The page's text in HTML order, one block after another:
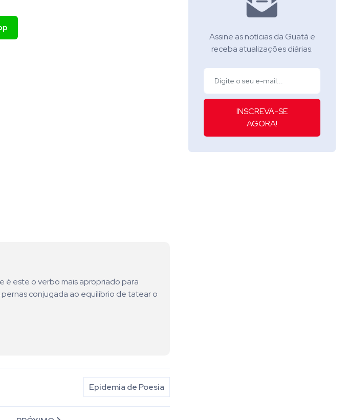
é este o verbo mais apropriado para
conjugada ao equilíbrio de tatear o
Epidemia de Poesia
Assine as notícias da Guatá e
receba atualizações diárias.
INSCREVA-SE
AGORA!